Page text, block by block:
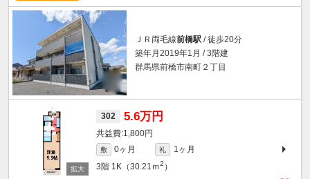
ＪＲ両毛線前橋駅 / 徒歩20分
築年月2019年1月 / 3階建
群馬県前橋市南町２丁目
302 5.6万円
1,800円
敷 0ヶ月 礼
1ヶ月
3階 1K（30.21ｍ2 ）